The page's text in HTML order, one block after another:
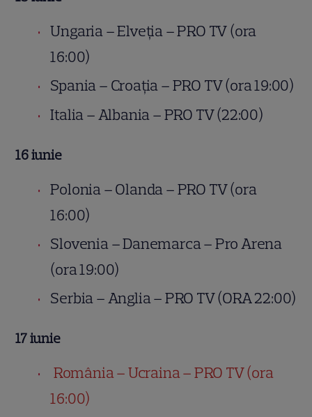
Ungaria – Elveția – PRO TV (ora
16:00)
Spania – Croația – PRO TV (ora 19:00)
Italia – Albania – PRO TV (22:00)
16 iunie
Polonia – Olanda – PRO TV (ora
16:00)
Slovenia – Danemarca – Pro Arena
(ora 19:00)
Serbia – Anglia – PRO TV (ORA 22:00)
17 iunie
România – Ucraina – PRO TV (ora
16:00)